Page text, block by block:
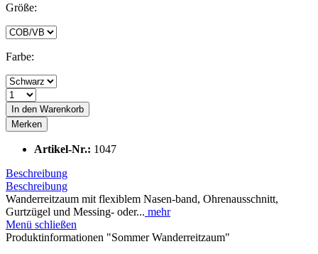
Größe:
Farbe:
In den Warenkorb
Merken
Artikel-Nr.: 1047
Beschreibung
Beschreibung
Wanderreitzaum mit flexiblem Nasen-band, Ohrenausschnitt,
Gurtzügel und Messing- oder... mehr
Menü schließen
Produktinformationen "Sommer Wanderreitzaum"